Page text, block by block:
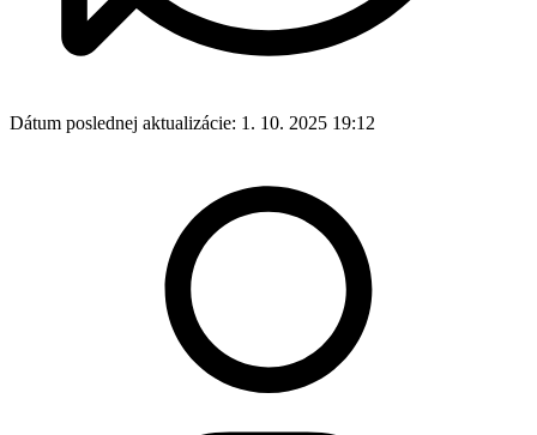
Dátum poslednej aktualizácie: 1. 10. 2025 19:12